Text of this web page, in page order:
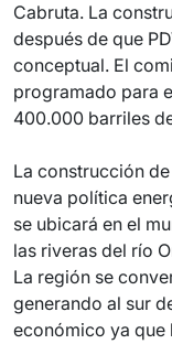
Cabruta. La
después de que
conceptual. El
programado para
400.000 barriles
La construcción
nueva política
se ubicará en el
las riveras del río
La región se
generando al sur
económico ya que